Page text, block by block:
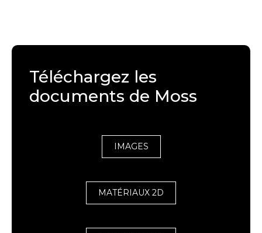
Téléchargez les
documents de Moss
IMAGES
MATÉRIAUX 2D